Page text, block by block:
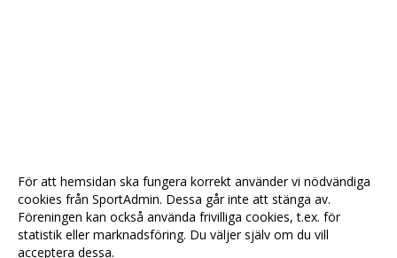
För att hemsidan ska fungera korrekt använder vi nödvändiga
cookies från SportAdmin. Dessa går inte att stänga av.
Föreningen kan också använda frivilliga cookies, t.ex. för
statistik eller marknadsföring. Du väljer själv om du vill
acceptera dessa.